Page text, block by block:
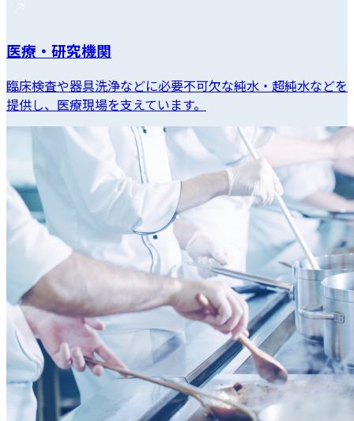
医療・研究機関
臨床検査や器具洗浄などに必要不可欠な純水・超純水などを
提供し、医療現場を支えています。